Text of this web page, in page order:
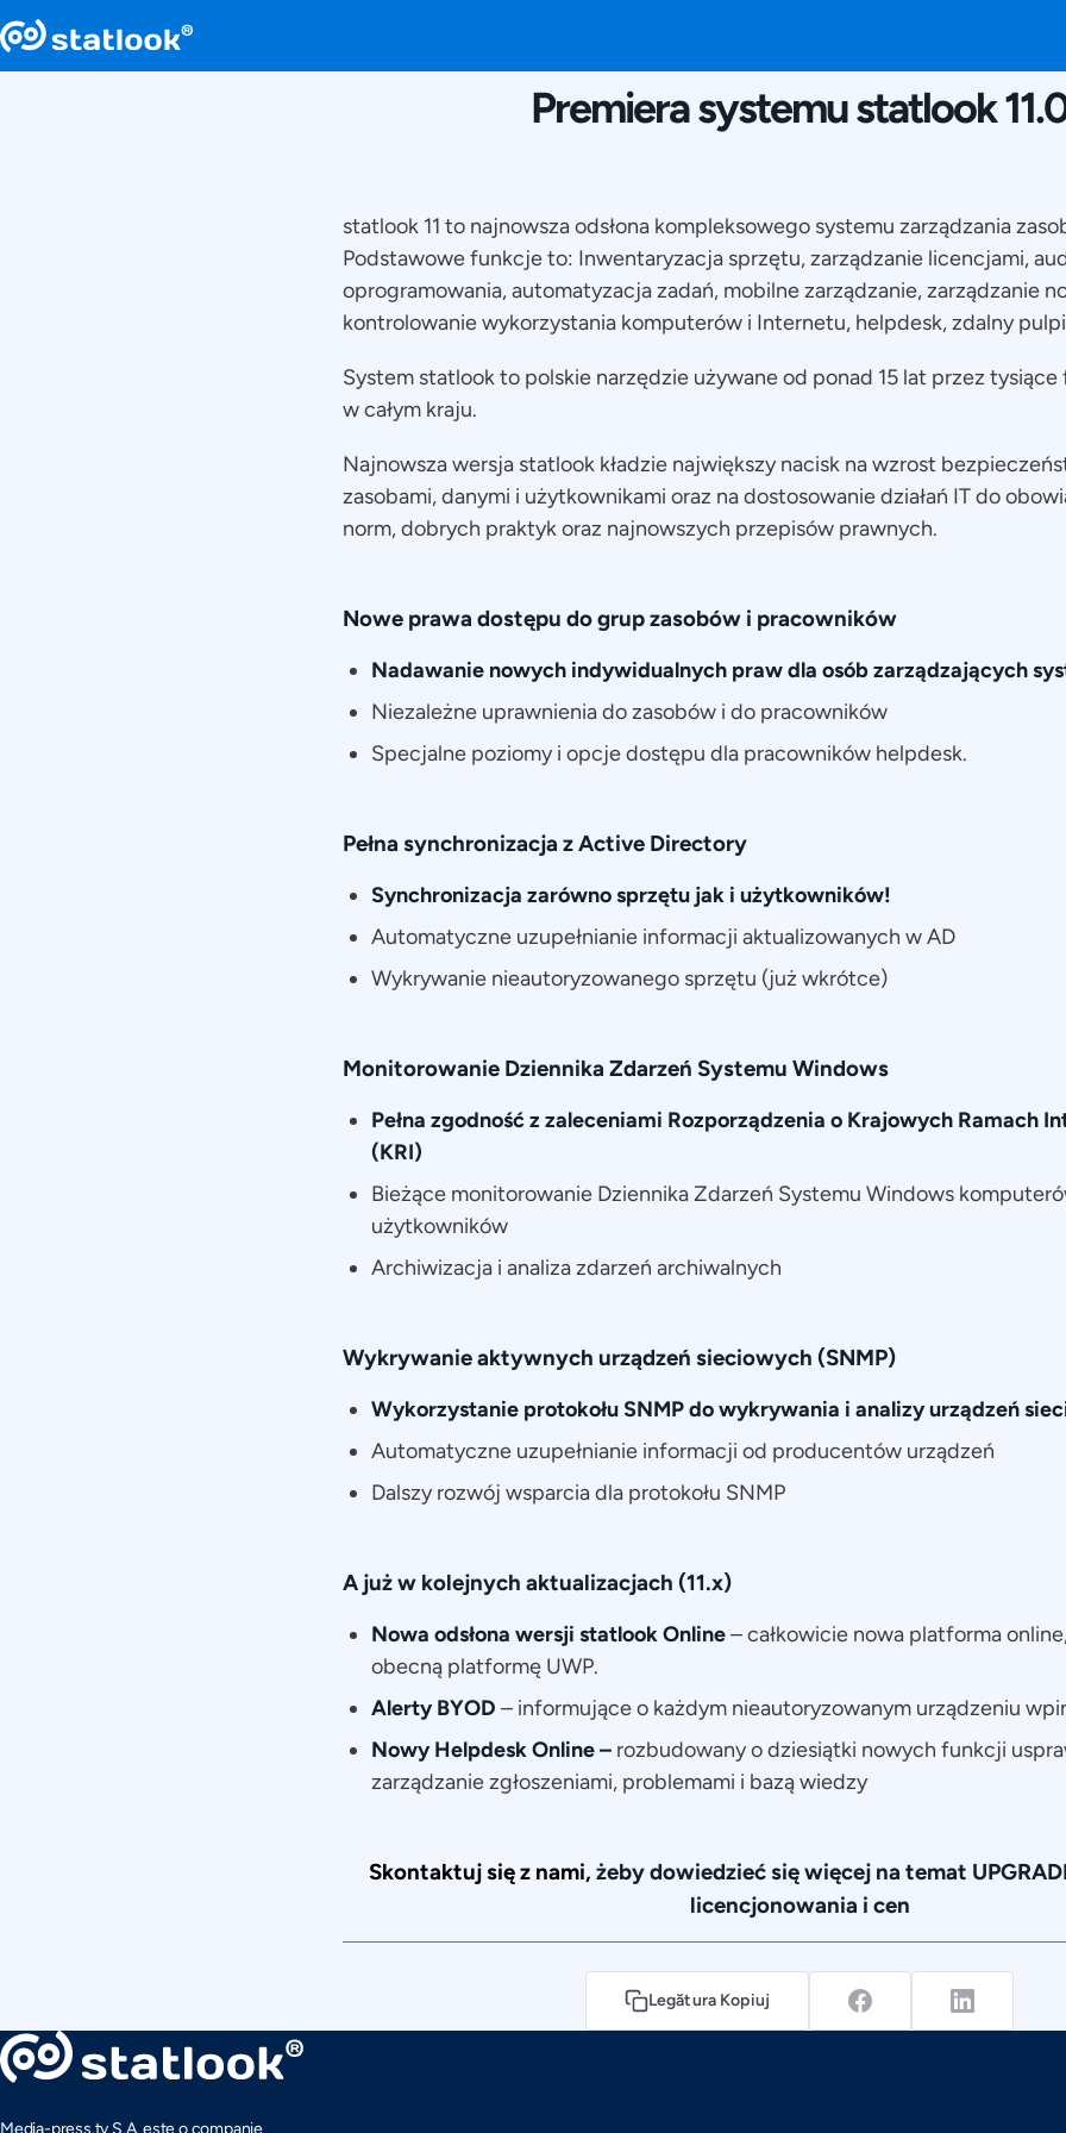
Premiera systemu statlook
statlook 11 to najnowsza odsłona kompleksowego systemu zarządzania
Podstawowe funkcje to: Inwentaryzacja sprzętu, zarządzanie licencjami,
oprogramowania, automatyzacja zadań, mobilne zarządzanie, zarządzanie
kontrolowanie wykorzystania komputerów i Internetu, helpdesk, zdalny
System statlook to polskie narzędzie używane od ponad 15 lat przez
w całym kraju.
Najnowsza wersja statlook kładzie największy nacisk na wzrost
zasobami, danymi i użytkownikami oraz na dostosowanie działań IT do
norm, dobrych praktyk oraz najnowszych przepisów prawnych.
Nowe prawa dostępu do grup zasobów i pracowników
Nadawanie nowych indywidualnych praw dla osób zarządzających
Niezależne uprawnienia do zasobów i do pracowników
Specjalne poziomy i opcje dostępu dla pracowników helpdesk.
Pełna synchronizacja z Active Directory
Synchronizacja zarówno sprzętu jak i użytkowników!
Automatyczne uzupełnianie informacji aktualizowanych w AD
Wykrywanie nieautoryzowanego sprzętu (już wkrótce)
Monitorowanie Dziennika Zdarzeń Systemu Windows
Pełna zgodność z zaleceniami Rozporządzenia o Krajowych Ramach
(KRI)
Bieżące monitorowanie Dziennika Zdarzeń Systemu Windows
użytkowników
Archiwizacja i analiza zdarzeń archiwalnych
Wykrywanie aktywnych urządzeń sieciowych (SNMP)
Wykorzystanie protokołu SNMP do wykrywania i analizy urządzeń
Automatyczne uzupełnianie informacji od producentów urządzeń
Dalszy rozwój wsparcia dla protokołu SNMP
A już w kolejnych aktualizacjach (11.x)
Nowa odsłona wersji statlook Online– całkowicie nowa platforma
obecną platformę UWP.
Alerty BYOD – informujące o każdym nieautoryzowanym urządzeniu
Nowy Helpdesk Online – rozbudowany o dziesiątki nowych funkcji
zarządzanie zgłoszeniami, problemami i bazą wiedzy
Skontaktuj się z nami, żeby dowiedzieć się więcej na temat
licencjonowania i cen
Legătura Kopiuj